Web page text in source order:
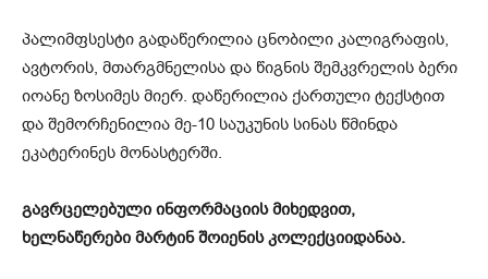
პალიმფსესტი გადაწერილია ცნობილი კალიგრაფის,
ავტორის, მთარგმნელისა და წიგნის შემკვრელის ბერი
იოანე ზოსიმეს მიერ. დაწერილია ქართული ტექსტით
და შემორჩენილია მე-10 საუკუნის სინას წმინდა
ეკატერინეს მონასტერში.
გავრცელებული ინფორმაციის მიხედვით,
ხელნაწერები მარტინ შოიენის კოლექციიდანაა.